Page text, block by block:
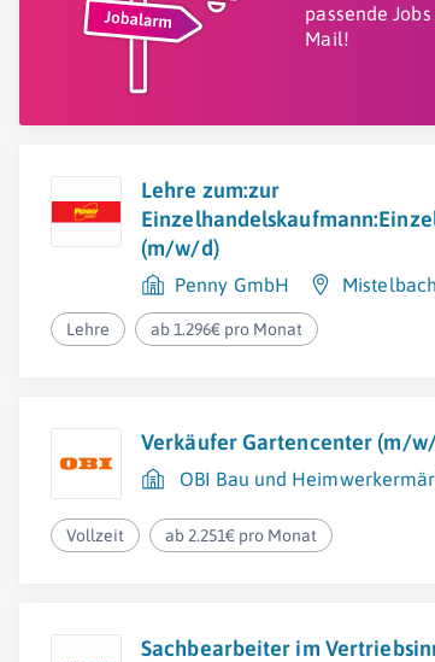
passende
Mail!
Lehre zum:zur
(m/w/d)
Penny GmbH Mistelbach
Lehre ab 1.296€ pro Monat
Verkäufer Gartencenter (m/
OBI Bau und
Vollzeit ab 2.251€ pro Monat
Sachbearbeiter im